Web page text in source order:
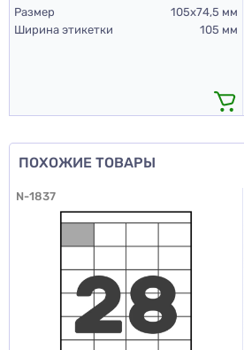
Размер
105х74,5 мм
Ширина этикетки
105 мм
ПОХОЖИЕ ТОВАРЫ
N-1837